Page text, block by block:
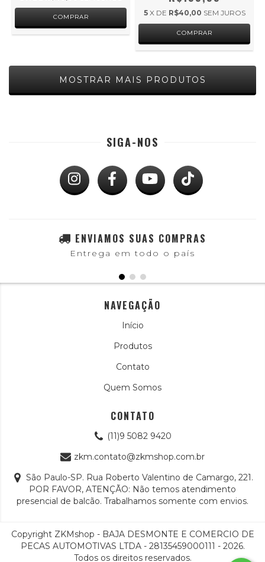
5 X DE R$40,00 SEM JUROS
MOSTRAR MAIS PRODUTOS
SIGA-NOS
ENVIAMOS SUAS COMPRAS
Entrega em todo o país
NAVEGAÇÃO
Início
Produtos
Contato
Quem Somos
CONTATO
(11)9 5082 9420
zkm.contato@zkmshop.com.br
São Paulo-SP. Rua Roberto Valentino de Camargo, 221.
POR FAVOR, ATENÇÃO: Não temos atendimento
presencial de balcão. Trabalhamos somente com envios.
Copyright ZKMshop - BAJA DESMONTE E COMERCIO DE
PECAS AUTOMOTIVAS LTDA - 28135459000111 - 2026.
Todos os direitos reservados.